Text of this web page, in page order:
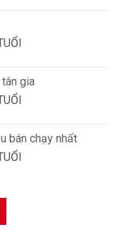
gia
bán chạy nhất